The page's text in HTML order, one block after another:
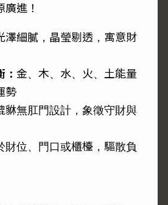
廣進！
澤細膩，晶瑩剔透，寓意財
金、木、水、火、土能量
勢
貅無肛門設計，象徵守財與
財位、門口或櫃檯，驅散負